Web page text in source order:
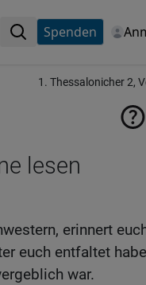
Spenden
1. Thessalonicher 2,
lesen
erinnert
euch entfaltet
war.